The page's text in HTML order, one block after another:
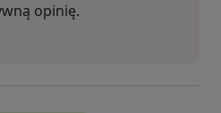
opinię.